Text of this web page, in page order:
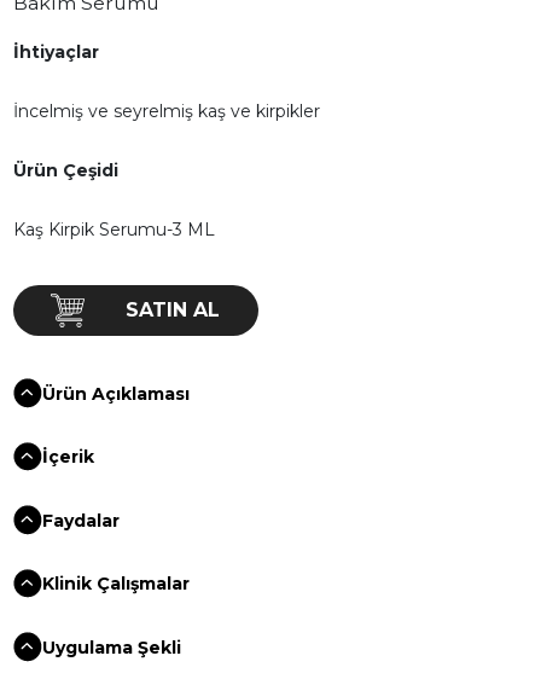
İhtiyaçlar
İncelmiş ve seyrelmiş kaş ve kirpikler
Ürün Çeşidi
Kaş Kirpik Serumu-3 ML
SATIN AL
Ürün Açıklaması
İçerik
Faydalar
Klinik Çalışmalar
Uygulama Şekli